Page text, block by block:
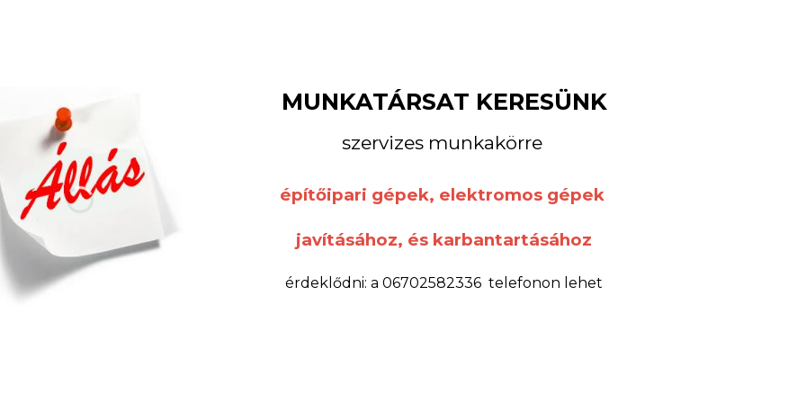
GÉPEK
MUNKATÁRSAT KERESÜNK
szervizes munkakörre
építőipari gépek, elektromos gépek
javításához, és karbantartásához
érdeklődni: a 06702582336 telefonon lehet